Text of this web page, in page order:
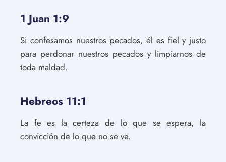
1 Juan 1:9
Si confesamos nuestros pecados, él es fiel y justo
para perdonar nuestros pecados y limpiarnos de
toda maldad.
Hebreos 11:1
La fe es la certeza de lo que se espera, la
convicción de lo que no se ve.